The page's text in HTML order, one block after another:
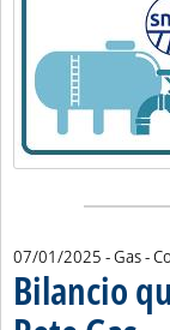
07/01/2025 - Gas -
Bilancio
..